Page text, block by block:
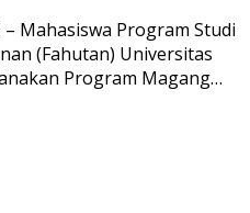
Mahasiswa Program Studi
(Fahutan) Universitas
Program Magang…